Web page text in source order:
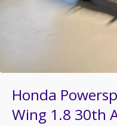
Honda
Wing 1.8 30th